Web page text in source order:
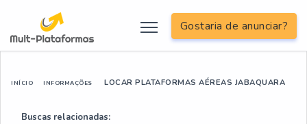
Gostaria de anunciar?
INÍCIO INFORMAÇÕES LOCAR PLATAFORMAS AÉREAS JABAQUARA
Buscas relacionadas: